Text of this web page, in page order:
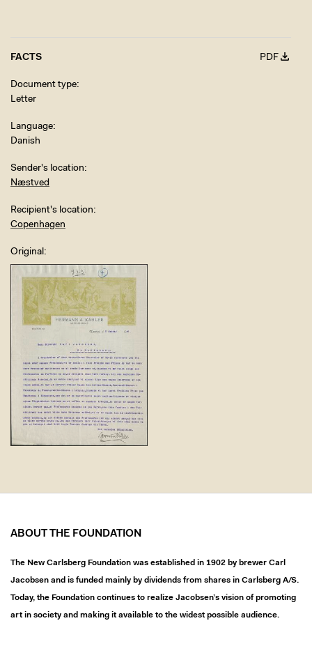
FACTS PDF
Document type
Letter
Language
Danish
Sender's location
Næstved
Recipient's location
Copenhagen
Original
ABOUT THE FOUNDATION
The New Carlsberg Foundation was established in 1902 by brewer Carl
Jacobsen and is funded mainly by dividends from shares in Carlsberg A/S.
Today, the Foundation continues to realize Jacobsen’s vision of promoting
art in society and making it available to the widest possible audience.